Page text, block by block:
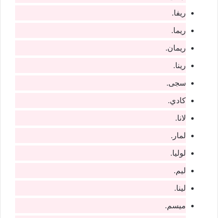
ريفا.
ريما.
ريمان.
رينا.
سجى.
كادي.
لانا.
لمار.
لوليا.
ليم.
لينا.
ميسم.